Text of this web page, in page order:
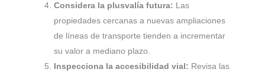
Considera la plusvalía futura: Las
propiedades cercanas a nuevas ampliaciones
de líneas de transporte tienden a incrementar
su valor a mediano plazo.
Inspecciona la accesibilidad vial: Revisa las